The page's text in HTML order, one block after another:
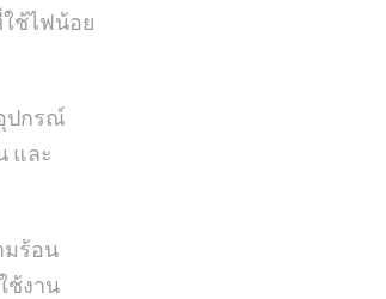
ช้ไฟน้อย
ปกรณ์
และ
มร้อน
ช้งาน